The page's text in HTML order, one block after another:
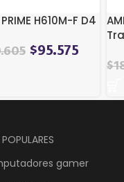
H610M-F D4
$95.575
$
gamer